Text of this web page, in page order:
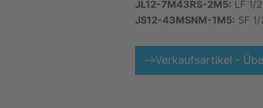
JL12-7M43RS-2M5: LF 1/
JS12-43MSNM-1M5: SF
Verkaufsartikel -